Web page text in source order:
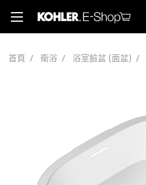
首頁 衛浴 浴室臉盆 (面盆)